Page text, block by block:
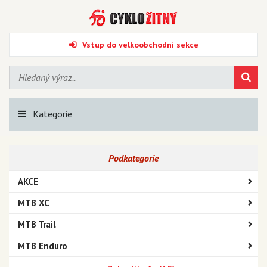
Vstup do velkoobchodní sekce
Kategorie
Podkategorie
AKCE
MTB XC
MTB Trail
MTB Enduro